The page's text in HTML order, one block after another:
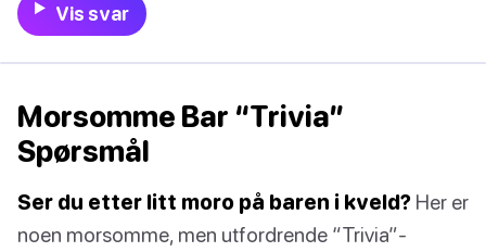
Vis svar
Morsomme Bar “Trivia”
Spørsmål
Ser du etter litt moro på baren i kveld? Her er
noen morsomme, men utfordrende “Trivia”-